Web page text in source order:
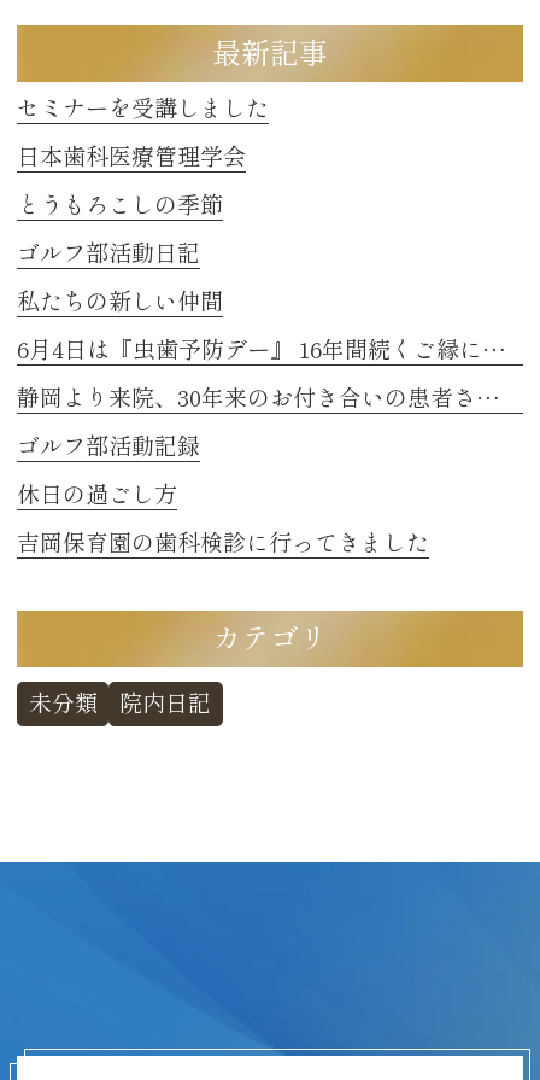
最新記事
セミナーを受講しました
日本歯科医療管理学会
とうもろこしの季節
ゴルフ部活動日記
私たちの新しい仲間
6月4日は『虫歯予防デー』 16年間続くご縁に感謝
静岡より来院、30年来のお付き合いの患者さまのお話し 2
ゴルフ部活動記録
休日の過ごし方
吉岡保育園の歯科検診に行ってきました
カテゴリ
未分類 院内日記